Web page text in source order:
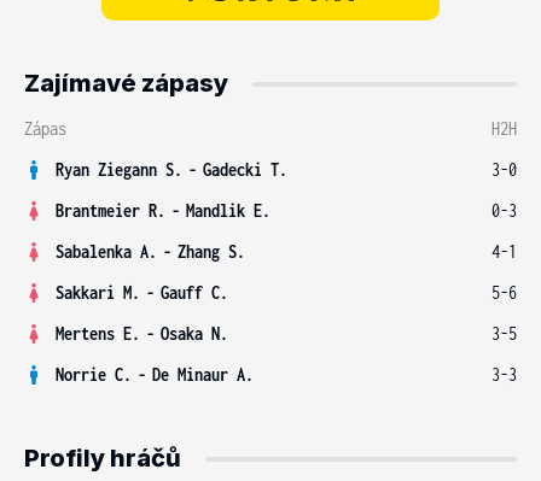
Zajímavé zápasy
Zápas
H2H
Ryan Ziegann S. - Gadecki T.
3-0
Brantmeier R. - Mandlik E.
0-3
Sabalenka A. - Zhang S.
4-1
Sakkari M. - Gauff C.
5-6
Mertens E. - Osaka N.
3-5
Norrie C. - De Minaur A. 3-3
Profily hráčů